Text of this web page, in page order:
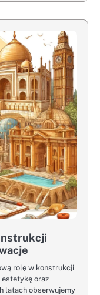
rolę w konstrukcji
estetykę oraz
latach obserwujemy